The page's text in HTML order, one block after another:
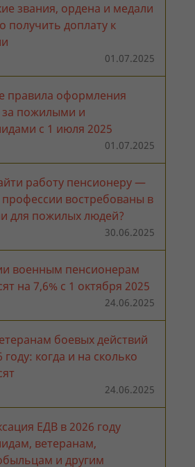
звания, ордена и медали
получить доплату к
01.07.2025
правила оформления
за пожилыми и
с 1 июля 2025
01.07.2025
работу пенсионеру —
профессии востребованы в
для пожилых людей?
30.06.2025
военным пенсионерам
на 7,6% с 1 октября 2025
24.06.2025
боевых действий
году: когда и на сколько
24.06.2025
ЕДВ в 2026 году
ветеранам,
и другим